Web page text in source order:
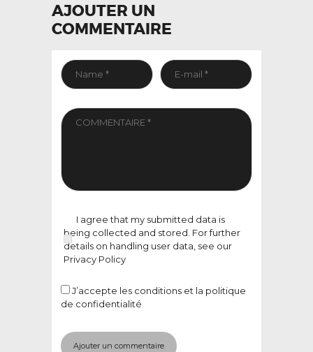
AJOUTER UN
COMMENTAIRE
I agree that my submitted data is
being collected and stored. For further
details on handling user data, see our
Privacy Policy
J’accepte les conditions et la politique
de confidentialité